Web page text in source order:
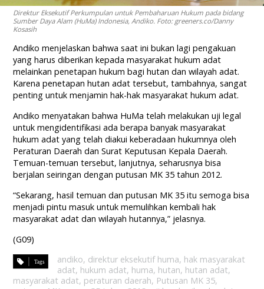
Direktur Eksekutif Perkumpulan untuk Pembaharuan Hukum pada bidang
Sumber Daya Alam (HuMa) Indonesia, Andiko. Foto: greeners.co/Danny
Kosasih
Andiko menjelaskan bahwa saat ini bukan lagi pengakuan
yang harus diberikan kepada masyarakat hukum adat
melainkan penetapan hukum bagi hutan dan wilayah adat.
Karena penetapan hutan adat tersebut, tambahnya, sangat
penting untuk menjamin hak-hak masyarakat hukum adat.
Andiko menyatakan bahwa HuMa telah melakukan uji legal
untuk mengidentifikasi ada berapa banyak masyarakat
hukum adat yang telah diakui keberadaan hukumnya oleh
Peraturan Daerah dan Surat Keputusan Kepala Daerah.
Temuan-temuan tersebut, lanjutnya, seharusnya bisa
berjalan seiringan dengan putusan MK 35 tahun 2012.
“Sekarang, hasil temuan dan putusan MK 35 itu semoga bisa
menjadi pintu masuk untuk memulihkan kembali hak
masyarakat adat dan wilayah hutannya,” jelasnya.
(G09)
andiko, direktur eksekutif huma, hak masyarakat
adat, hukum adat, huma, hutan, hutan adat,
masyarakat adat, peraturan daerah, Putusan MK 35,